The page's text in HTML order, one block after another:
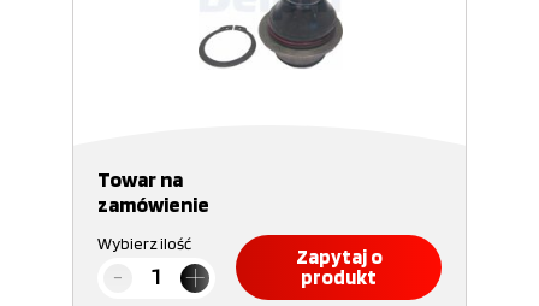
Towar na
zamówienie
Wybierz ilość
Zapytaj o
produkt